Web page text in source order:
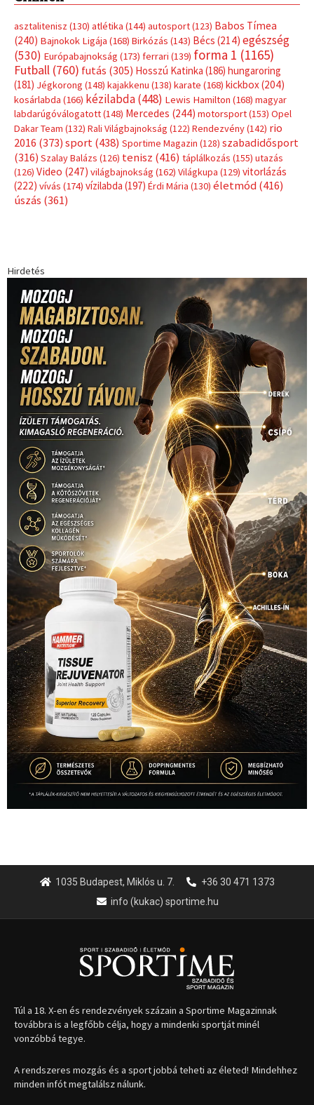
Címkék
(181)Jégkorong(148)kajakkenu(138)karate(168)kickbox(204)
kosárlabda(166) Lewis Hamilton(168)
magyar
labdarúgóválogatott(148)Mercedes (244) motorsport(153)
Opel
Dakar Team(132)Rali Világbajnokság (122) Rendezvény(142)
rio
2016(373)sport Sportime Magazin(128)szabadidősport
(316) Szalay Balázs(126) tenisz(416) táplálkozás(155)utazás
(126)Video(247)világbajnokság (162) Világkupa(129)
vitorlázás
(222) vívás(174) (197) Érdi Mária(130)életmód(416)
úszás(361)
Hirdetés
1035 Budapest, Miklós u. 7.
+36 30 471 1373